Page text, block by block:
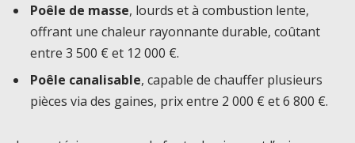
Poêle de masse, lourds et à combustion lente,
offrant une chaleur rayonnante durable, coûtant
entre 3 500 € et 12 000 €.
Poêle canalisable, capable de chauffer plusieurs
pièces via des gaines, prix entre 2 000 € et 6 800 €.